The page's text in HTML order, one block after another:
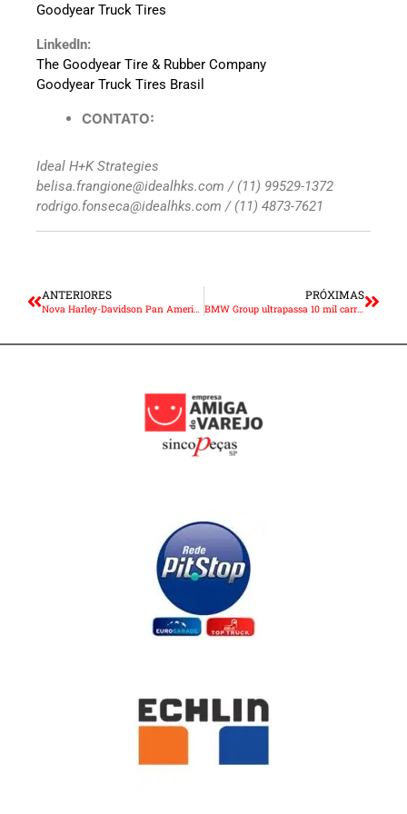
Goodyear Truck Tires
LinkedIn:
The Goodyear Tire & Rubber Company
Goodyear Truck Tires Brasil
CONTATO:
Ideal H+K Strategies
belisa.frangione@idealhks.com / (11) 99529-1372
rodrigo.fonseca@idealhks.com / (11) 4873-7621
ANTERIORES
Nova Harley-Davidson Pan America 1250 Special estreia no Brasil
PRÓXIMAS
BMW Group ultrapassa 10 mil carregadores entregues no Brasil